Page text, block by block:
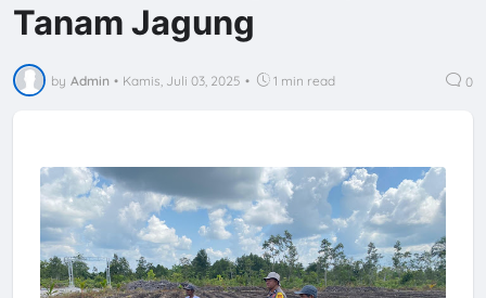
Tanam Jagung
by Admin • Kamis, Juli 03, 2025 • 1 min read 0